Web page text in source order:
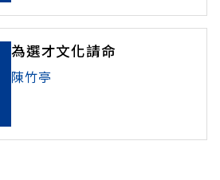
為選才文化請命
陳竹亭